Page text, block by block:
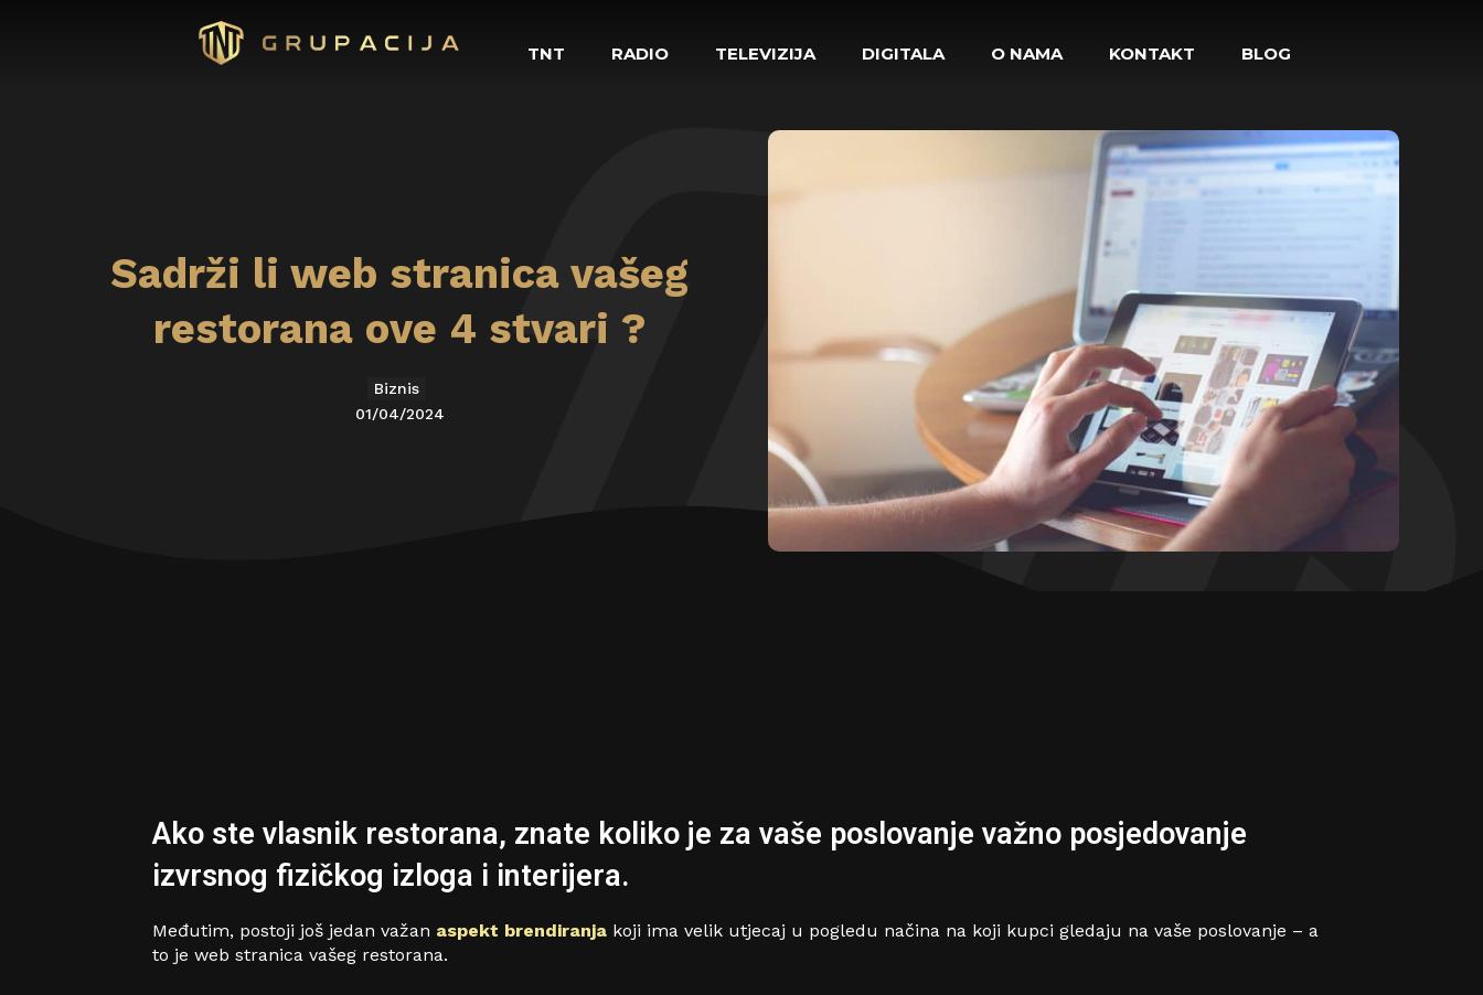
TNT RADIO TELEVIZIJA DIGITALA O NAMA KONTAKT BLOG
Sadrži li web stranica vašeg
restorana ove 4 stvari ?
Biznis
01/04/2024
Ako ste vlasnik restorana, znate koliko je za vaše poslovanje važno posjedovanje
izvrsnog fizičkog izloga i interijera.
Međutim, postoji još jedan važan aspekt brendiranja koji ima velik utjecaj u pogledu načina na koji kupci gledaju na vaše poslovanje – a
to je web stranica vašeg restorana.